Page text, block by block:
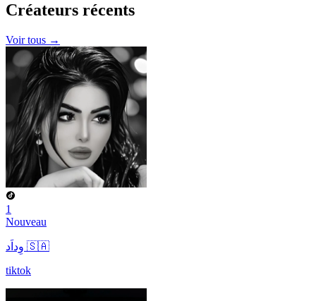
Créateurs récents
Voir tous →
1
Nouveau
وِداَد 🇸🇦
tiktok